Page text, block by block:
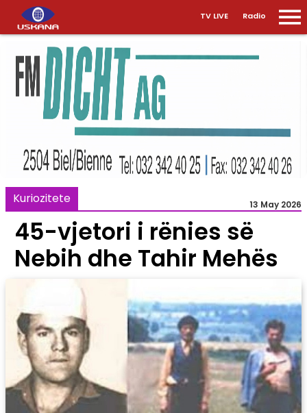
TV LIVE Radio
Kuriozitete 13 May 2026
45-vjetori i rënies së
Nebih dhe Tahir Mehës